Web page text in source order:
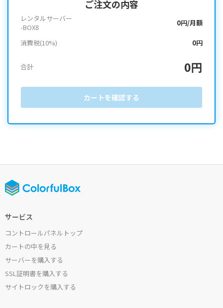
ご注文の内容
レンタルサーバー
-BOX8
0円/月額
消費税(10%) 0円
合計 0円
カートを確認する
サービス
コントロールパネルトップ
カートの中を見る
サーバーを購入する
SSL証明書を購入する
サイトロックを購入する